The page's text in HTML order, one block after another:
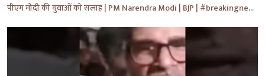
पीएम मोदी की युवाओं को सलाह | PM Narendra Modi | BJP | #breakingnews #shorts #yt #news